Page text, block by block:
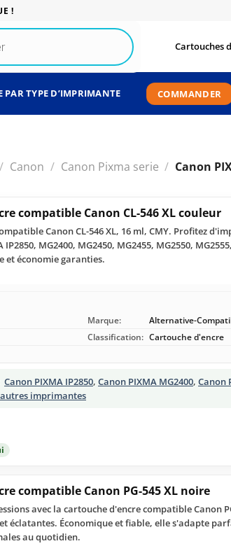
!
Cartouches
PAR TYPE D’IMPRIMANTE COMMANDER
/ Canon / Canon Pixma serie / Canon
compatible Canon CL-546 XL couleur
Canon CL-546 XL, 16 ml, CMY. Profitez
MG2400, MG2450, MG2455, MG2550,
et économie garanties.
Marque:
Alternative-
Classification: Cartouche d'encre
Canon PIXMA IP2850, Canon PIXMA MG2400, Canon
imprimantes
compatible Canon PG-545 XL noire
avec la cartouche d'encre compatible Canon
éclatantes. Économique et fiable, elle s'adapte
au quotidien.